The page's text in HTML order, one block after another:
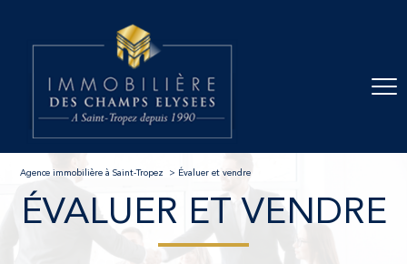
Agence immobilière à Saint-Tropez Évaluer et vendre
ÉVALUER ET VENDRE